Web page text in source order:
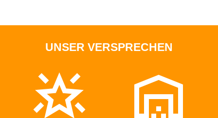
UNSER VERSPRECHEN